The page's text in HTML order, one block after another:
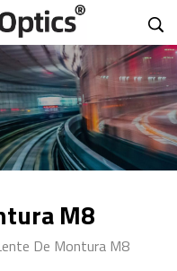
M8
De Montura M8